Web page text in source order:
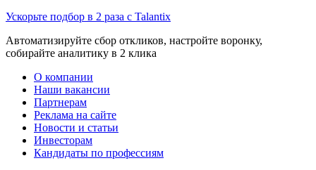
Ускорьте подбор в 2 раза с Talantix
Автоматизируйте сбор откликов, настройте воронку,
собирайте аналитику в 2 клика
О компании
Наши вакансии
Партнерам
Реклама на сайте
Новости и статьи
Инвесторам
Кандидаты по профессиям